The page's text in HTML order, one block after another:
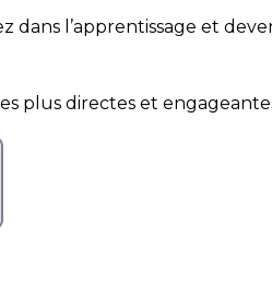
dans l’apprentissage et
plus directes et